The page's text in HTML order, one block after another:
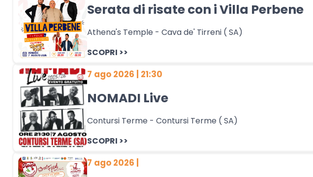
Serata di risate con i Villa Perbene
Athena's Temple - Cava de' Tirreni ( SA)
SCOPRI >>
7 ago 2026 | 21:30
NOMADI Live
Contursi Terme - Contursi Terme ( SA)
SCOPRI >>
7 ago 2026 |